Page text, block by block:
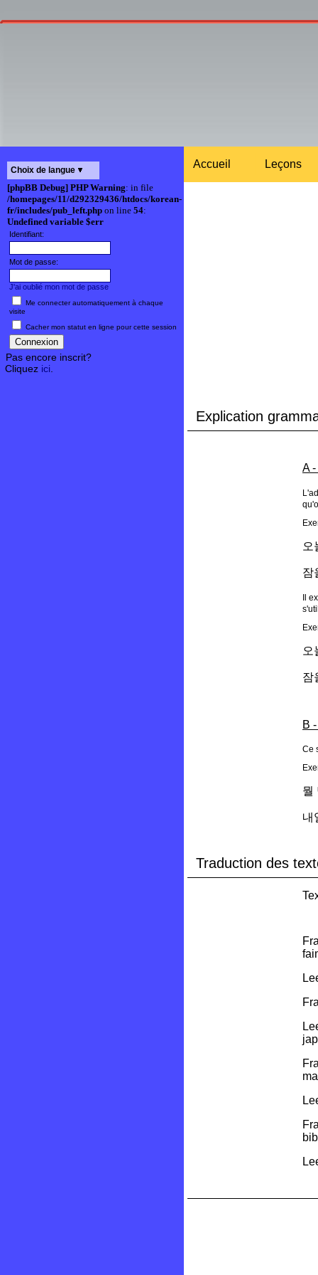
Choix de langue
[phpBB Debug] PHP Warning: in file
/homepages/11/d292329436/htdocs/korean-
fr/includes/pub_left.php on line 54:
Undefined variable $err
Identifiant:
Mot de passe:
J'ai oublié mon mot de passe
Me connecter automatiquement à chaque
visite
Cacher mon statut en ligne pour cette session
Pas encore inscrit?
Cliquez ici
Accueil Leçons
Explication
A
오
잠
Il
오
잠
B
Ce
뭘
내
Traduction des